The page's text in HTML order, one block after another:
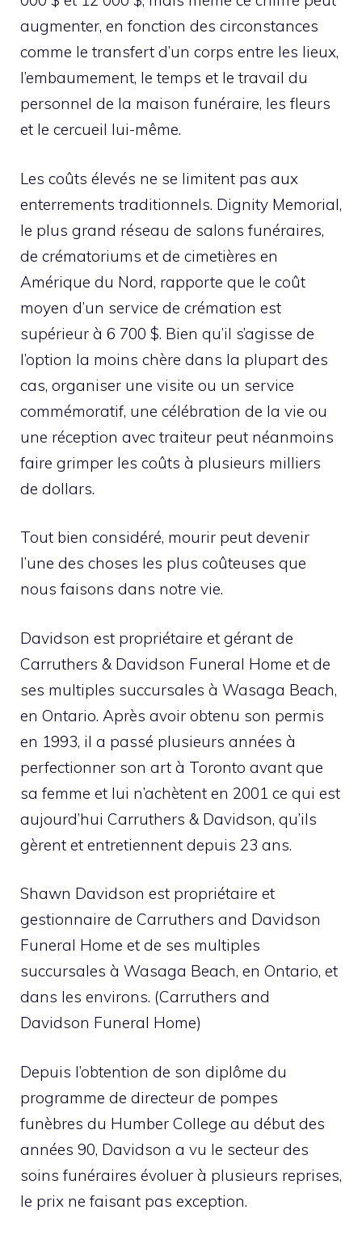
augmenter, en fonction des circonstances
comme le transfert d’un corps entre les lieux,
l’embaumement, le temps et le travail du
personnel de la maison funéraire, les fleurs
et le cercueil lui-même.
Les coûts élevés ne se limitent pas aux
enterrements traditionnels. Dignity Memorial,
le plus grand réseau de salons funéraires,
de crématoriums et de cimetières en
Amérique du Nord, rapporte que le coût
moyen d’un service de crémation est
supérieur à 6 700 $. Bien qu’il s’agisse de
l’option la moins chère dans la plupart des
cas, organiser une visite ou un service
commémoratif, une célébration de la vie ou
une réception avec traiteur peut néanmoins
faire grimper les coûts à plusieurs milliers
de dollars.
Tout bien considéré, mourir peut devenir
l’une des choses les plus coûteuses que
nous faisons dans notre vie.
Davidson est propriétaire et gérant de
Carruthers & Davidson Funeral Home et de
ses multiples succursales à Wasaga Beach,
en Ontario. Après avoir obtenu son permis
en 1993, il a passé plusieurs années à
perfectionner son art à Toronto avant que
sa femme et lui n’achètent en 2001 ce qui est
aujourd’hui Carruthers & Davidson, qu’ils
gèrent et entretiennent depuis 23 ans.
Shawn Davidson est propriétaire et
gestionnaire de Carruthers and Davidson
Funeral Home et de ses multiples
succursales à Wasaga Beach, en Ontario, et
dans les environs. (Carruthers and
Davidson Funeral Home)
Depuis l’obtention de son diplôme du
programme de directeur de pompes
funèbres du Humber College au début des
années 90, Davidson a vu le secteur des
soins funéraires évoluer à plusieurs reprises,
le prix ne faisant pas exception.